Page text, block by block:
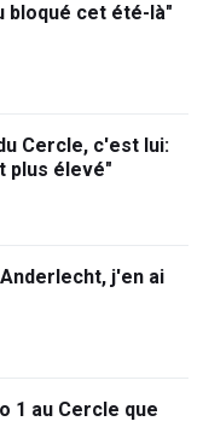
bloqué cet été-là"
Cercle, c'est lui:
plus élevé"
j'en ai
1 au Cercle que